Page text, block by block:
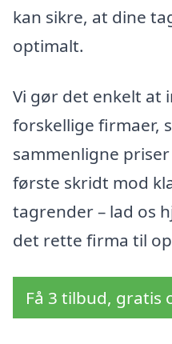
kan sikre, at dine
optimalt.
Vi gør det enkelt at
forskellige firmaer,
sammenligne
første skridt mod
tagrender – lad os
det rette firma til
Få 3 tilbud, gratis